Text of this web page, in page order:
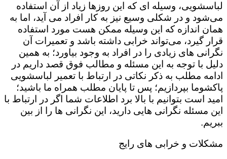
لباسشویی، وسیله ای که این روزها زیاد از آن استفاده
می‌شود و در شکلی وسیع نیز به کار افراد می آید، اما به
همان اندازه که این وسیله ممکن هست مورد استفاده
قرار گیرد، می‌تواند خرابی داشته باشد و تعمیرات آن
نگرانی های زیادی را در افراد به وجود بیاورد؛ به همین
دلیل با توجه به این مسئله و مطالب فوق قصد داریم در
ادامه مطلب به ذکر نکاتی در ارتباط با تعمیر لباسشویی
پاکشوما بپردازیم؛ پس تا پایان مطلب همراه ما باشید؛
امید است بتوانیم با بالا برد اطلاعات شما اگر در ارتباط با
این مسئله نگرانی هایی دارید، این نگرانی ها را از بین
ببریم.
مشکلات و خرابی های رایج